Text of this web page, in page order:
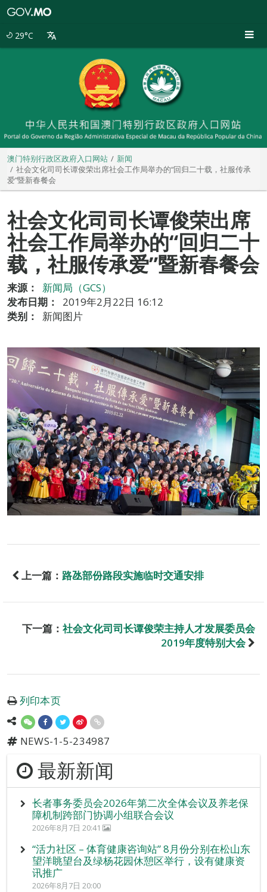
29°C
澳门特别行政区政府入口网站
新闻
社会文化司司长谭俊荣出席社会工作局举办的“回归二十载，社服传承
爱”暨新春餐会
社会文化司司长谭俊荣出席
社会工作局举办的“回归二十
载，社服传承爱”暨新春餐会
来源：
新闻局（GCS）
发布日期：
2019年2月22日 16:12
类别：
新闻图片
上一篇： 路氹部份路段实施临时交通安排
下一篇： 社会文化司司长谭俊荣主持人才发展委员会
2019年度特别大会
列印本页
NEWS-1-5-234987
最新新闻
长者事务委员会2026年第二次全体会议及养老保
障机制跨部门协调小组联合会议
2026年8月7日 20:41
“活力社区 – 体育健康咨询站” 8月份分别在松山东
望洋眺望台及绿杨花园休憩区举行，设有健康资
讯推广
2026年8月7日 20:00